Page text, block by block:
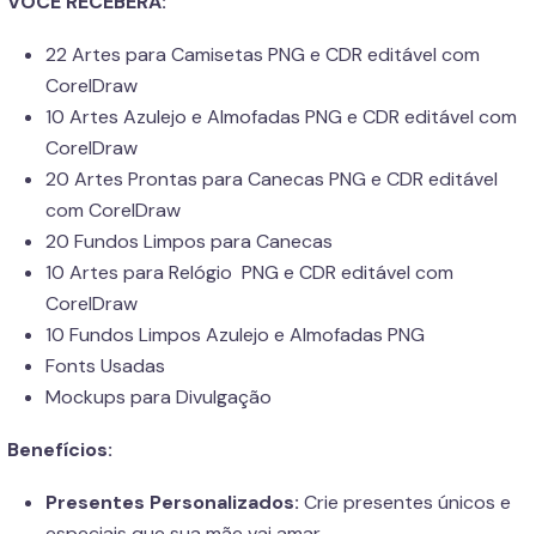
22 Artes para Camisetas PNG e CDR editável com
CorelDraw
10 Artes Azulejo e Almofadas PNG e CDR editável com
CorelDraw
20 Artes Prontas para Canecas PNG e CDR editável
com CorelDraw
20 Fundos Limpos para Canecas
10 Artes para Relógio PNG e CDR editável com
CorelDraw
10 Fundos Limpos Azulejo e Almofadas PNG
Fonts Usadas
Mockups para Divulgação
Benefícios:
Presentes Personalizados: Crie presentes únicos e